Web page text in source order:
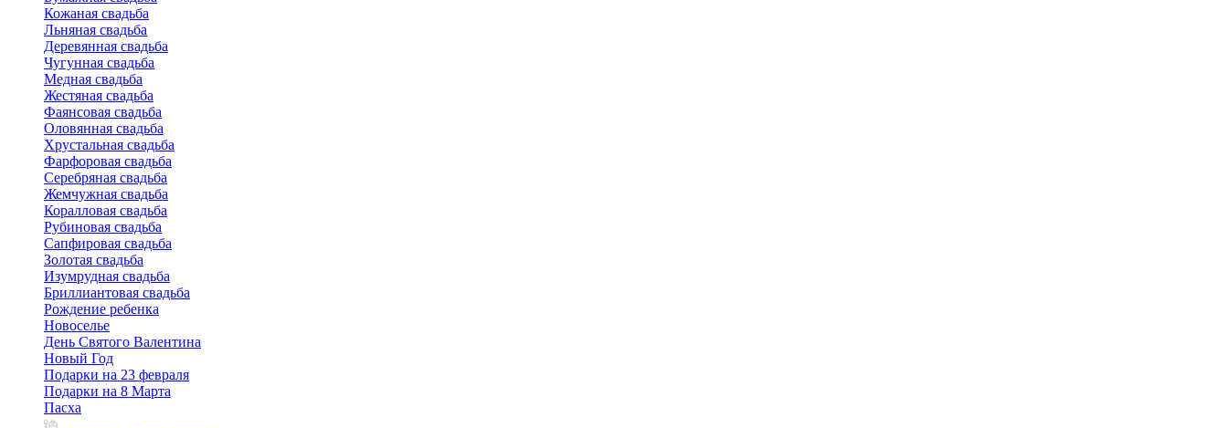
Кожаная свадьба
Льняная свадьба
Деревянная свадьба
Чугунная свадьба
Медная свадьба
Жестяная свадьба
Фаянсовая свадьба
Оловянная свадьба
Хрустальная свадьба
Фарфоровая свадьба
Серебряная свадьба
Жемчужная свадьба
Коралловая свадьба
Рубиновая свадьба
Сапфировая свадьба
Золотая свадьба
Изумрудная свадьба
Бриллиантовая свадьба
Рождение ребенка
Новоселье
День Святого Валентина
Новый Год
Подарки на 23 февраля
Подарки на 8 Марта
Пасха